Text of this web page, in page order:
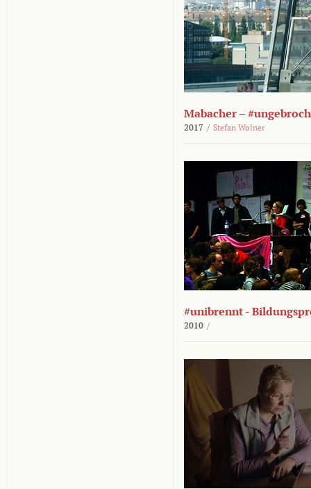
Mabacher –
2017 / Stefan Wolner
#unibrennt -
2010 /